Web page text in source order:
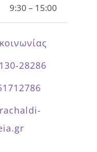
9:30 – 15:00
28286